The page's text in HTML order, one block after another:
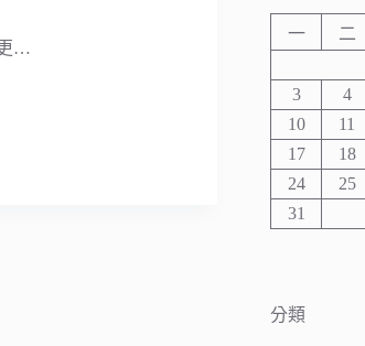
…
一 二
3
4
10
11
17
18
24
25
31
分類